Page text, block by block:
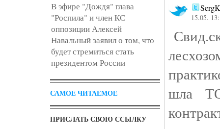
В эфире "Дождя" глава
"Роспила" и член КС
оппозиции Алексей
Навальный заявил о том, что
будет стремиться стать
президентом России
САМОЕ ЧИТАЕМОЕ
ПРИСЛАТЬ СВОЮ ССЫЛКУ
15.05.
шла